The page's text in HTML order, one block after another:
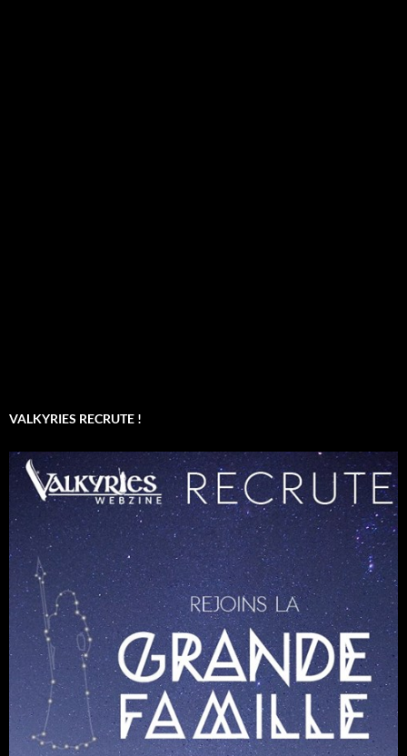
VALKYRIES RECRUTE !